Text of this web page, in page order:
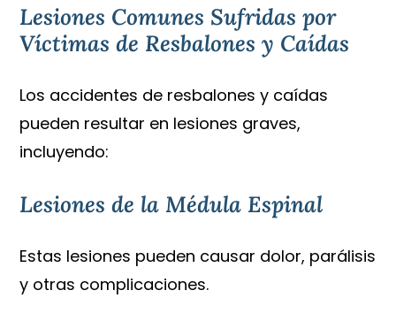
Lesiones Comunes Sufridas por
Víctimas de Resbalones y Caídas
Los accidentes de resbalones y caídas
pueden resultar en lesiones graves,
incluyendo:
Lesiones de la Médula Espinal
Estas lesiones pueden causar dolor, parálisis
y otras complicaciones.